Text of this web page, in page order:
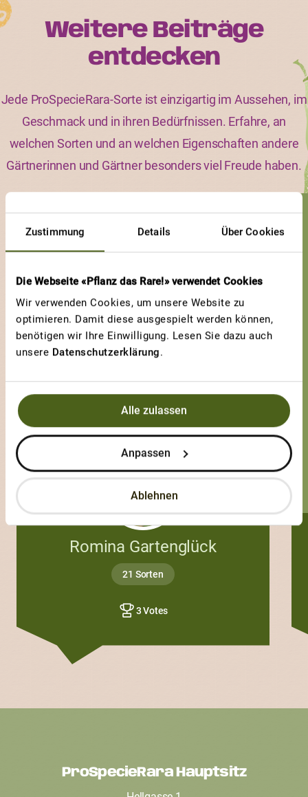
Zustimmung Details Über Cookies
Die Webseite «Pflanz das Rare!» verwendet Cookies
Wir verwenden Cookies, um unsere Website zu
optimieren. Damit diese ausgespielt werden können,
benötigen wir Ihre Einwilligung. Lesen Sie dazu auch
unsere Datenschutzerklärung.
Alle zulassen
Anpassen
Ablehnen
Weitere Beiträge
entdecken
Jede ProSpecieRara-Sorte ist einzigartig im Aussehen, im
Geschmack und in ihren Bedürfnissen. Erfahre, an
welchen Sorten und an welchen Eigenschaften andere
Gärtnerinnen und Gärtner besonders viel Freude haben.
Bienenfreundin
Romina Gartenglück
21 Sorten
3 Votes
ProSpecieRara Hauptsitz